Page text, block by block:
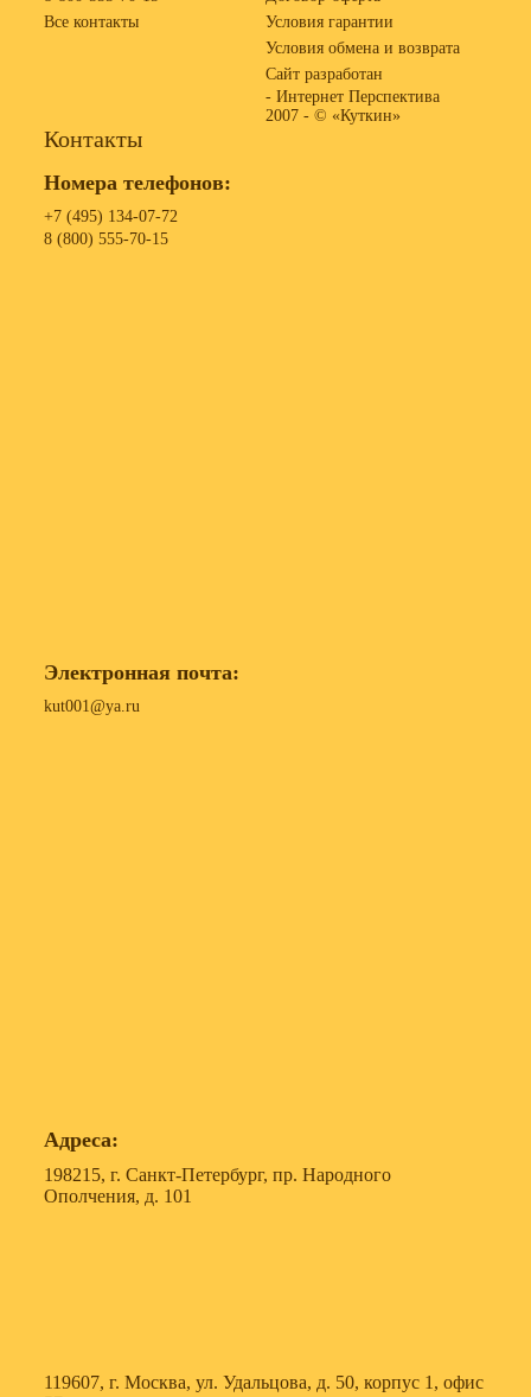
Все контакты
Условия гарантии
Условия обмена и возврата
Сайт разработан
- Интернет Перспектива
2007 - © «Куткин»
Контакты
Номера телефонов:
+7 (495) 134-07-72
8 (800) 555-70-15
Электронная почта:
kut001@ya.ru
Адреса:
198215, г. Санкт-Петербург, пр. Народного
Ополчения, д. 101
119607, г. Москва, ул. Удальцова, д. 50, корпус 1, офис